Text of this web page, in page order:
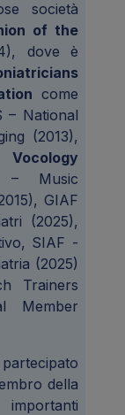
società
of the
dove è
come
– National
(2013),
– Music
GIAF
(2025),
SIAF -
(2025)
Trainers
Member
della